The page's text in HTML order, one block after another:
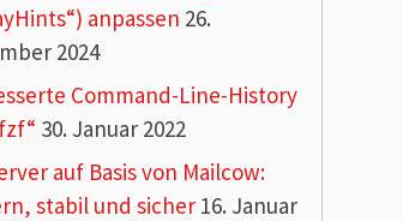
anpassen 26.
2024
Command-Line-History
30. Januar 2022
auf Basis von Mailcow:
stabil und sicher16. Januar